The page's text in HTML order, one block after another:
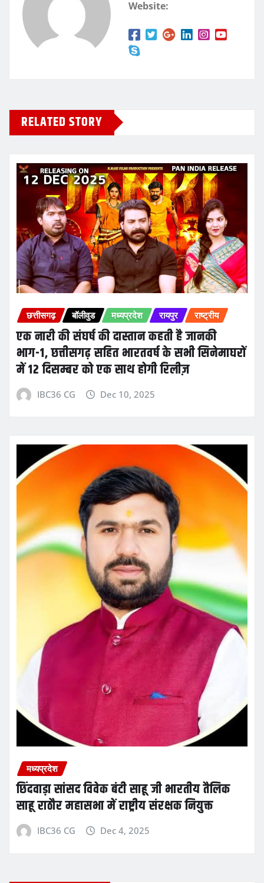
Website:
RELATED STORY
छत्तीसगढ़ बॉलीवुड मध्यप्रदेश रायपुर राष्ट्रीय
एक नारी की संघर्ष की दास्तान कहती है जानकी
भाग-1, छत्तीसगढ़ सहित भारतवर्ष के सभी सिनेमाघरों
में 12 दिसम्बर को एक साथ होगी रिलीज़
IBC36 CG Dec 10, 2025
मध्यप्रदेश
छिंदवाड़ा सांसद विवेक बंटी साहू जी भारतीय तैलिक
साहू राठौर महासभा में राष्ट्रीय संरक्षक नियुक्त
IBC36 CG Dec 4, 2025